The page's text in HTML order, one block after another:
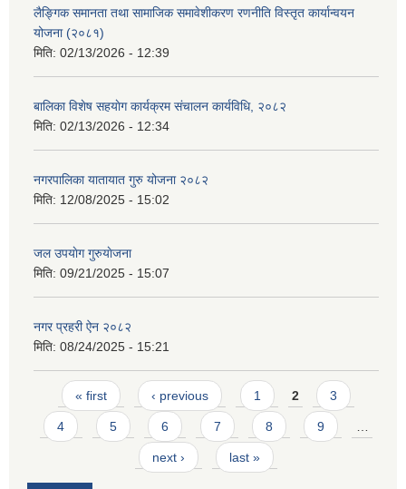
लैङ्गिक समानता तथा सामाजिक समावेशीकरण रणनीति विस्तृत कार्यान्वयन
योजना (२०८१)
मिति: 02/13/2026 - 12:39
बालिका विशेष सहयाेग कार्यक्रम स‌ंचालन कार्यविधि, २०८२
मिति: 02/13/2026 - 12:34
नगरपालिका यातायात गुरु योजना २०८२
मिति: 12/08/2025 - 15:02
जल उपयाेग गुरुयाेजना
मिति: 09/21/2025 - 15:07
नगर प्रहरी ऐन २०८२
मिति: 08/24/2025 - 15:21
Pages
« first ‹ previous 1 2 3
4 5 6 7 8 9 …
next › last »